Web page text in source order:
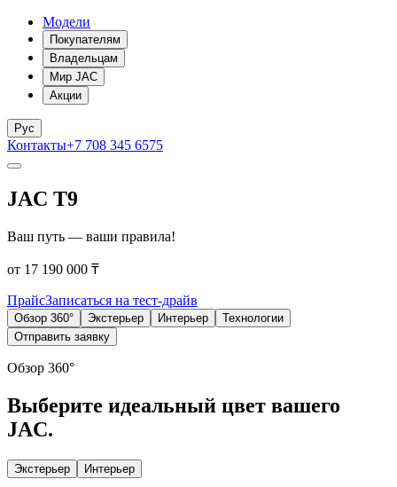
Модели
Покупателям
Владельцам
Мир JAC
Акции
Рус
Контакты+7 708 345 6575
JAC T9
Ваш путь — ваши правила!
от 17 190 000 ₸
ПрайсЗаписаться на тест-драйв
Обзор 360° Экстерьер Интерьер
Технологии
Отправить заявку
Обзор 360°
Выберите идеальный цвет вашего
JAC.
Экстерьер Интерьер